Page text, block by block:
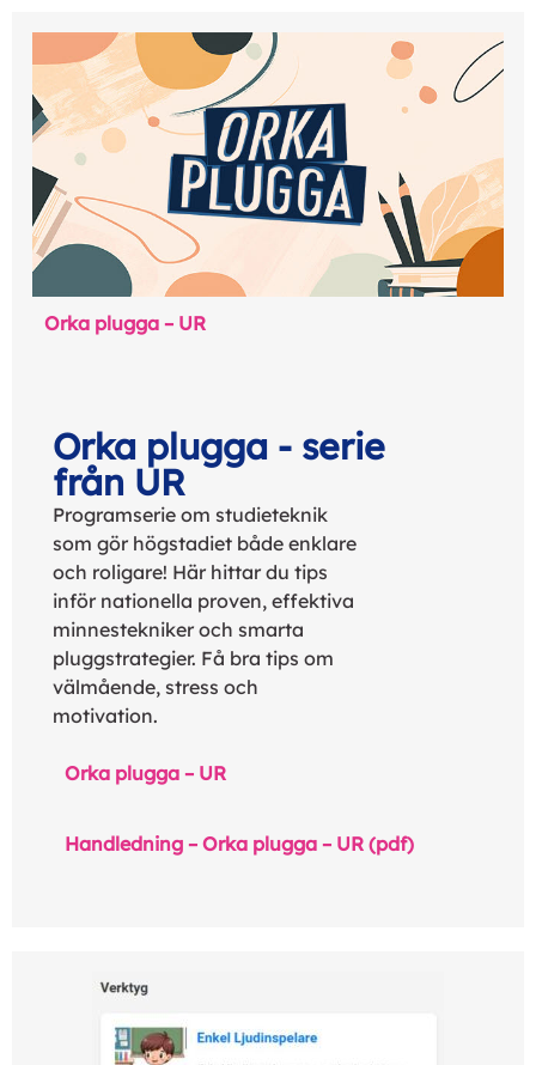
Orka plugga – UR
Orka plugga - serie
från UR
Programserie om studieteknik
som gör högstadiet både enklare
och roligare! Här hittar du tips
inför nationella proven, effektiva
minnestekniker och smarta
pluggstrategier. Få bra tips om
välmående, stress och
motivation.
Orka plugga – UR
Handledning – Orka plugga – UR (pdf)